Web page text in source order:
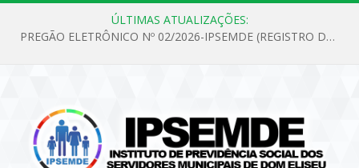
ÚLTIMAS ATUALIZAÇÕES:
PREGÃO ELETRÔNICO Nº 02/2026-IPSEMDE (REGISTRO DE PREÇOS PARA FUTURA E EVENTUAL AQUISIÇÃO DE MATERIAL DE LIMPEZA E GÊNEROS ALIMENTÍCIOS PARA ATENDER AS NECESSIDADES DO INSTITUTO DE PREVIDÊNCIA SOCIAL DOS SERVIDORES MUNICIPAIS DE DOM ELISEU.)